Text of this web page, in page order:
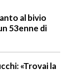
al bivio
53enne di
«Trovai la